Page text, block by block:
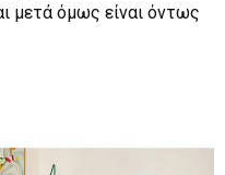
μετά όμως είναι όντως